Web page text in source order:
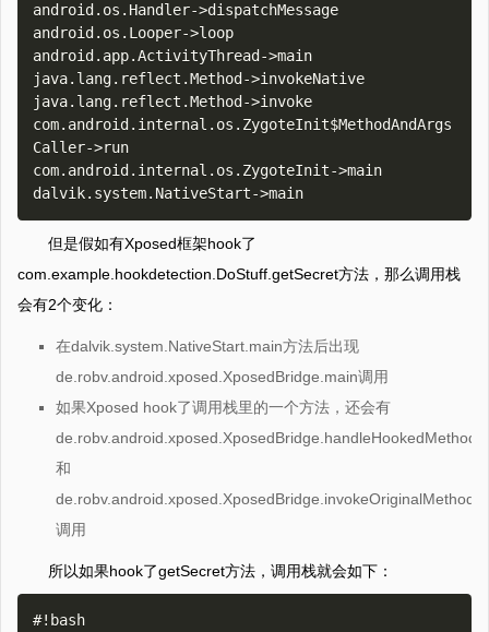
android.os.Handler->dispatchMessage
android.os.Looper->loop
android.app.ActivityThread->main
java.lang.reflect.Method->invokeNative
java.lang.reflect.Method->invoke
com.android.internal.os.ZygoteInit$MethodAndArgs
Caller->run
com.android.internal.os.ZygoteInit->main
但是假如有Xposed框架hook了
com.example.hookdetection.DoStuff.getSecret方法，那么调用栈
会有2个变化：
在dalvik.system.NativeStart.main方法后出现
de.robv.android.xposed.XposedBridge.main调用
如果Xposed hook了调用栈里的一个方法，还会有
de.robv.android.xposed.XposedBridge.handleHookedMethod
和
调用
所以如果hook了getSecret方法，调用栈就会如下：
#!bash